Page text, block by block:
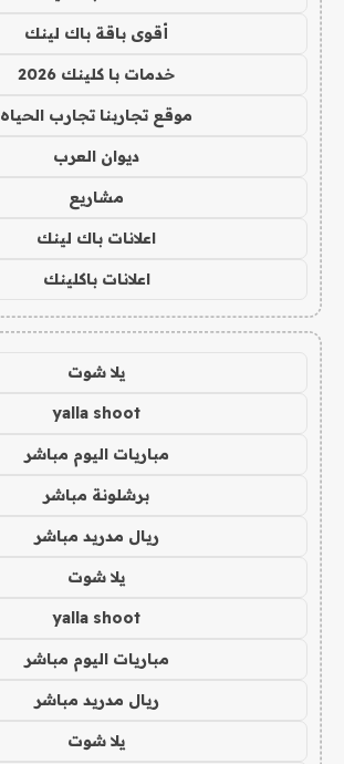
أقوى باقة باك لينك
خدمات با كلينك 2026
موقع تجاربنا تجارب الحياه
ديوان العرب
مشاريع
اعلانات باك لينك
اعلانات باكلينك
يلا شوت
yalla shoot
مباريات اليوم مباشر
برشلونة مباشر
ريال مدريد مباشر
يلا شوت
yalla shoot
مباريات اليوم مباشر
ريال مدريد مباشر
يلا شوت